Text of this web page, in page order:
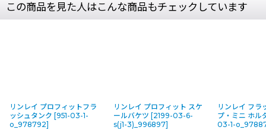
この商品を見た人はこんな商品もチェックしています
リンレイ プロフィットフラ
ッシュタンク [951-03-1-
o_978792]
リンレイ プロフィット スケ
ールバケツ [2199-03-6-
s(j1-3)_996897]
リンレイ フラ
プ・ミニ ホル
03-1-